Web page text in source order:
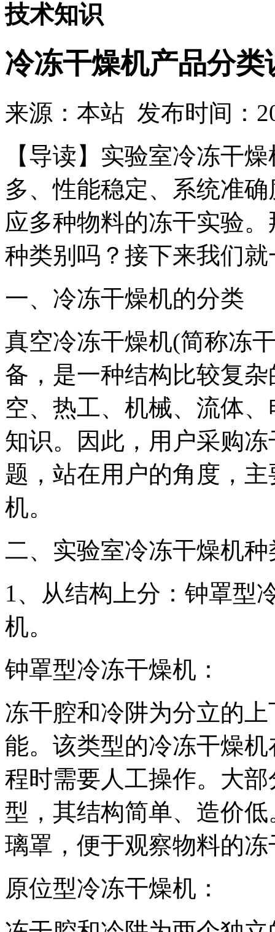
技术知识
冷冻干燥机产品分类
来源：本站 发布时间：
【导读】实验室冷冻干
多、性能稳定、系统准
应多种物料的冻干实验
种类别吗？接下来我们
一、冷冻干燥机的分类
真空冷冻干燥机(简称冻
备，是一种结构比较复
空、热工、机械、流体
知识。因此，用户采购
题，站在用户的角度，
机。
二、实验室冷冻干燥机
1、从结构上分：钟罩型
机。
钟罩型冷冻干燥机：
冻干腔和冷阱为分立的
能。该类型的冷冻干燥
程时需要人工操作。大
型，其结构简单、造价
璃罩，便于观察物料的
原位型冷冻干燥机：